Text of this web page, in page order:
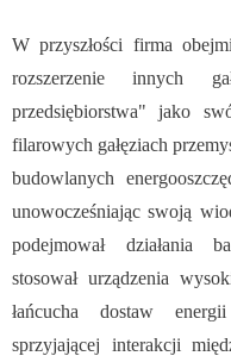
W przyszłości firma
rozszerzenie innych
przedsiębiorstwa" jako
filarowych gałęziach
budowlanych
unowocześniając swoją
podejmował działania
stosował urządzenia
łańcucha dostaw
sprzyjającej interakcji